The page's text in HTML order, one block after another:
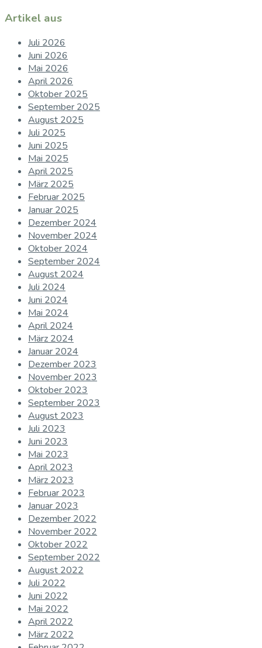
Artikel aus
Juli 2026
Juni 2026
Mai 2026
April 2026
Oktober 2025
September 2025
August 2025
Juli 2025
Juni 2025
Mai 2025
April 2025
März 2025
Februar 2025
Januar 2025
Dezember 2024
November 2024
Oktober 2024
September 2024
August 2024
Juli 2024
Juni 2024
Mai 2024
April 2024
März 2024
Januar 2024
Dezember 2023
November 2023
Oktober 2023
September 2023
August 2023
Juli 2023
Juni 2023
Mai 2023
April 2023
März 2023
Februar 2023
Januar 2023
Dezember 2022
November 2022
Oktober 2022
September 2022
August 2022
Juli 2022
Juni 2022
Mai 2022
April 2022
März 2022